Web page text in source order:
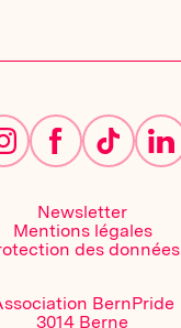
BernPride
3014 Berne
Newsletter
Mentions légales
des données